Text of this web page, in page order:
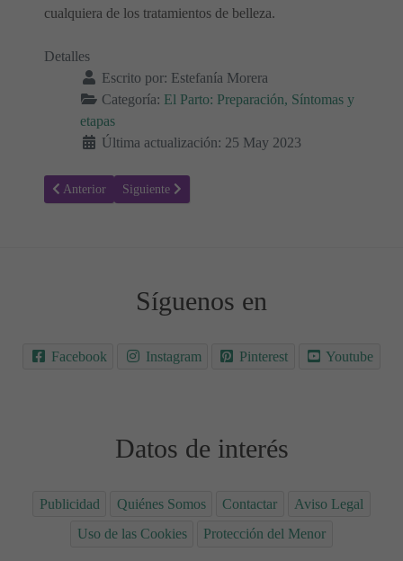
cualquiera de los tratamientos de belleza.
Detalles
Escrito por: Estefanía Morera
Categoría: El Parto: Preparación, Síntomas y
etapas
Última actualización: 25 May 2023
Artículo anterior: Consejos eficaces para eliminar estrías después del
Anterior Artículo siguiente: Posparto: ¿Qué cosas no debes
Siguiente
Síguenos en
Facebook Instagram Pinterest Youtube
Datos de interés
Publicidad Quiénes Somos Contactar
Aviso Legal
Uso de las Cookies
Protección del Menor